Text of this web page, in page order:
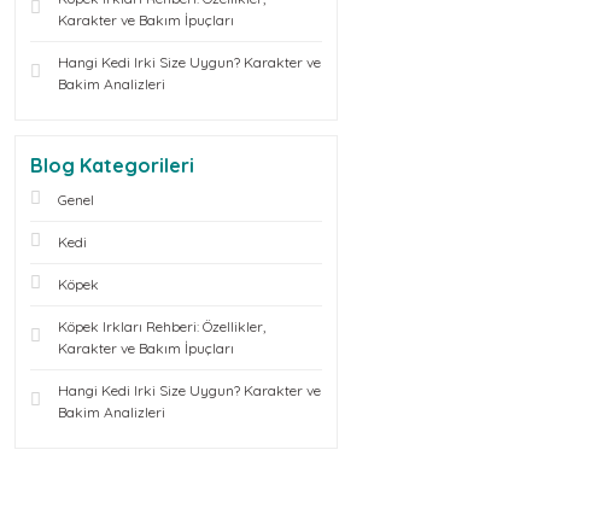
Karakter ve Bakım İpuçları
Hangi Kedi Irki Size Uygun? Karakter ve
Bakim Analizleri
Blog Kategorileri
Genel
Kedi
Köpek
Köpek Irkları Rehberi: Özellikler,
Karakter ve Bakım İpuçları
Hangi Kedi Irki Size Uygun? Karakter ve
Bakim Analizleri